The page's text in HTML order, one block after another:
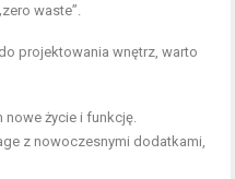
waste”.
projektowania wnętrz, warto
nowe życie i funkcję.
z nowoczesnymi dodatkami,